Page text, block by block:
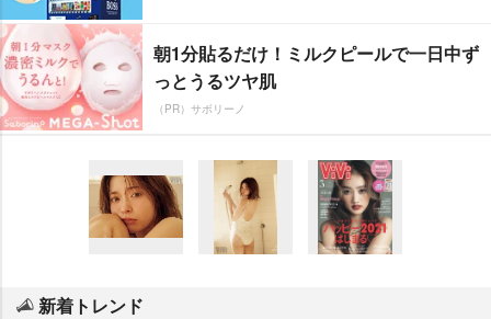
朝1分貼るだけ！ミルクピールで一日中ず
っとうるツヤ肌
（PR）サボリーノ
新着トレンド